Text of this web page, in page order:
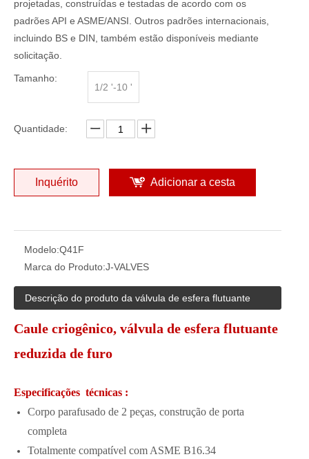
projetadas, construídas e testadas de acordo com os
padrões API e ASME/ANSI. Outros padrões internacionais,
incluindo BS e DIN, também estão disponíveis mediante
solicitação.
Tamanho:
1/2 '-10 '
Quantidade:
Inquérito Adicionar a cesta
Modelo:Q41F
Marca do Produto:J-VALVES
Descrição do produto da válvula de esfera flutuante
Caule criogênico, válvula de esfera flutuante
reduzida de furo
Especificações técnicas :
Corpo parafusado de 2 peças, construção de porta
completa
Totalmente compatível com ASME B16.34